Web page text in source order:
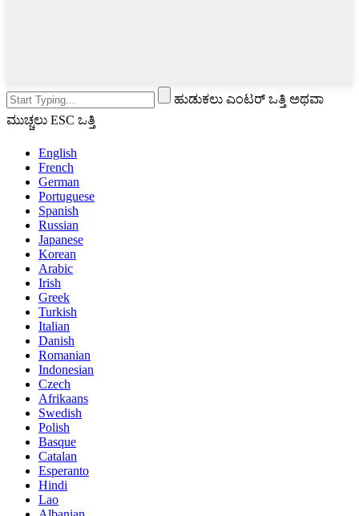
ಹುಡುಕಲು ಎಂಟರ್ ಒತ್ತಿ ಅಥವಾ
ಮುಚ್ಚಲು ESC ಒತ್ತಿ
English
French
German
Portuguese
Spanish
Russian
Japanese
Korean
Arabic
Irish
Greek
Turkish
Italian
Danish
Romanian
Indonesian
Czech
Afrikaans
Swedish
Polish
Basque
Catalan
Esperanto
Hindi
Lao